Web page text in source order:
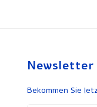
Newsletter
Bekommen Sie